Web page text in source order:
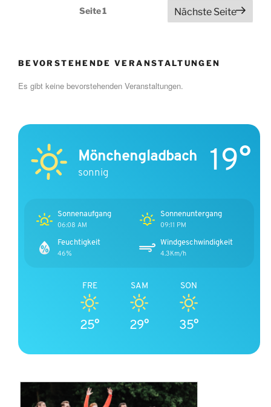
Seitennummerierung
Seite1 Nächste Seite
BEVORSTEHENDE VERANSTALTUNGEN
Es gibt keine bevorstehenden Veranstaltungen.
Mönchengladbach
sonnig 19°
Sonnenaufgang
06:08 AM
Sonnenuntergang
09:11 PM
Feuchtigkeit
46%
Windgeschwindigkeit
4.3Km/h
FRE
25°
SAM
29°
SON
35°